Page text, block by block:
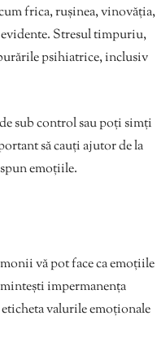
frica, rușinea, vinovăția,
Stresul timpuriu,
psihiatrice, inclusiv
sub control sau poți simți
să cauți ajutor de la
emoțiile.
vă pot face ca emoțiile
impermanența
valurile emoționale